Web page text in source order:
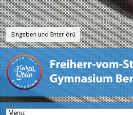
Freiherr-vom-Stein-Gymnasium Berlin,